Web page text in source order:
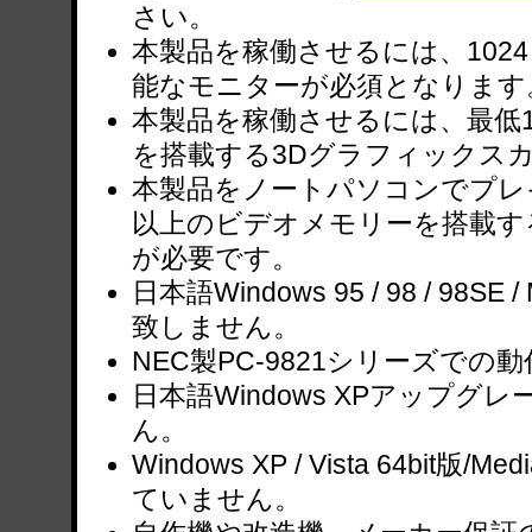
さい。
本製品を稼働させるには、
能なモニターが必須となります
本製品を稼働させるには、最
を搭載する3Dグラフィックス
本製品をノートパソコンでプ
以上のビデオメモリーを搭載
が必要です。
日本語Windows 95 / 98 / 98SE
致しません。
NEC製PC-9821シリーズでの
日本語Windows XPアップグレ
ん。
Windows XP / Vista 64bit版/
ていません。